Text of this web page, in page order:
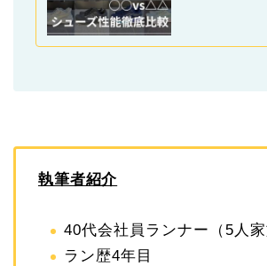
執筆者紹介
40代会社員ランナー（5人家
ラン歴4年目